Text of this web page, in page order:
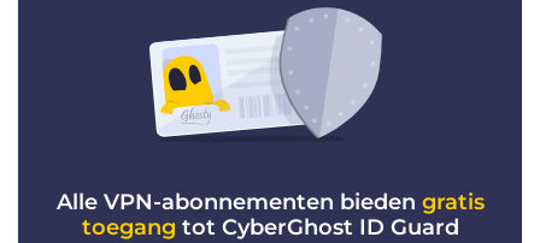
Alle VPN-abonnementen bieden gratis
toegang tot CyberGhost ID Guard